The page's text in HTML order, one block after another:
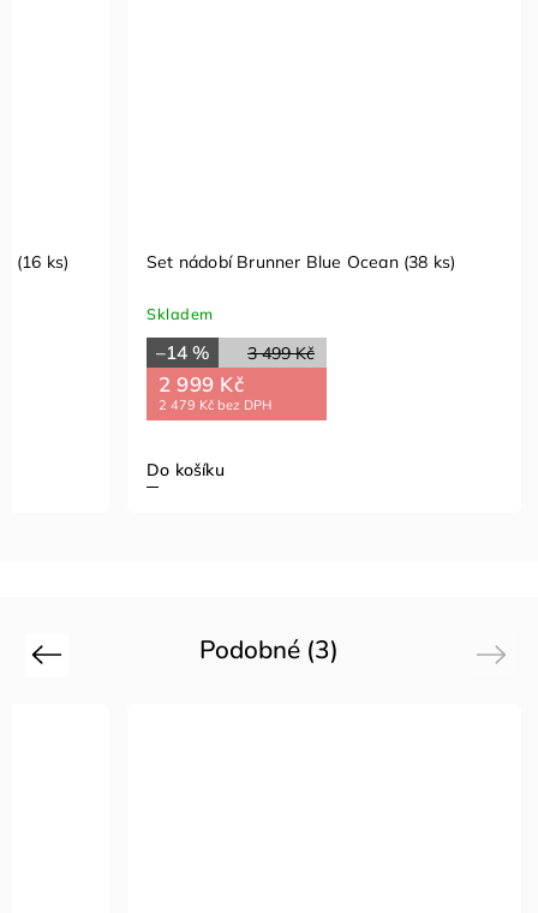
(16 ks) Set nádobí Brunner Blue Ocean (38 ks)
Skladem
3 499 Kč
–14 %
2 999 Kč
2 479 Kč bez DPH
Do košíku
Podobné (3)
Previous Next